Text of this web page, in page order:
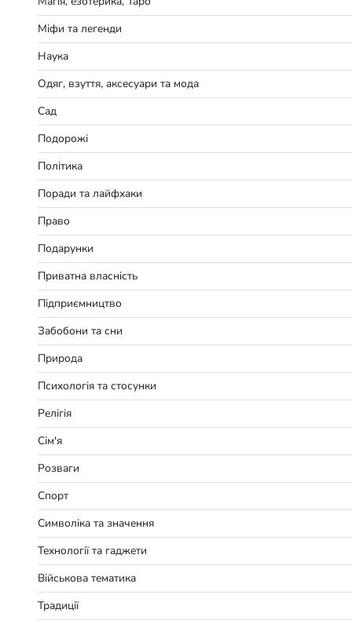
Міфи та легенди
Наука
Одяг, взуття, аксесуари та мода
Сад
Подорожі
Політика
Поради та лайфхаки
Право
Подарунки
Приватна власність
Підприємництво
Забобони та сни
Природа
Психологія та стосунки
Релігія
Сім'я
Розваги
Спорт
Символіка та значення
Технології та гаджети
Військова тематика
Традиції